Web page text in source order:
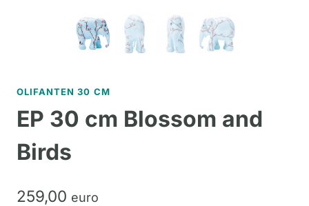
OLIFANTEN 30 CM
EP 30 cm Blossom and
Birds
259,00 euro